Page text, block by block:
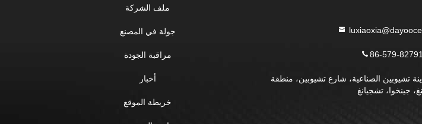
86-579-
تشيوبين الصناعية، شارع تشيوبين، منطقة
جينخوا، تشجيانغ
ملف الشركة
جولة في المصنع
مراقبة الجودة
أخبار
خريطة الموقع